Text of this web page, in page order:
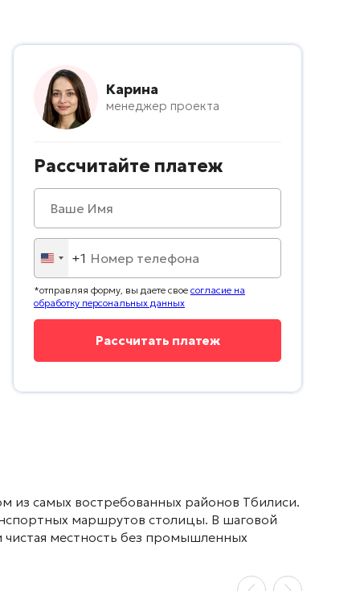
Карина
менеджер проекта
Рассчитайте платеж
United
States
+1
+1
*отправляя форму, вы даете свое согласие на
обработку персональных данных
из самых востребованных районов Тбилиси.
маршрутов столицы. В шаговой
чистая местность без промышленных